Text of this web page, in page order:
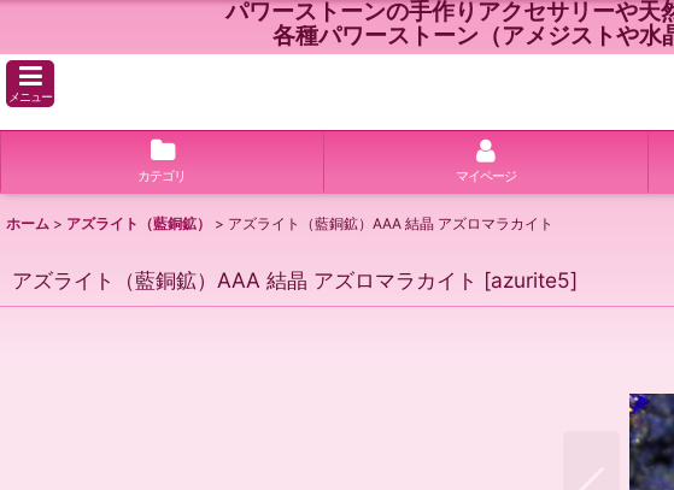
パワーストーンの手作りアクセサリーや
各種パワーストーン（アメジストや水
メニュー
カテゴリ マイページ
ホーム > アズライト（藍銅鉱） > アズライト（藍銅鉱）AAA 結晶 アズロマラカイト
アズライト（藍銅鉱）AAA 結晶 アズロマラカイト [azurite5]